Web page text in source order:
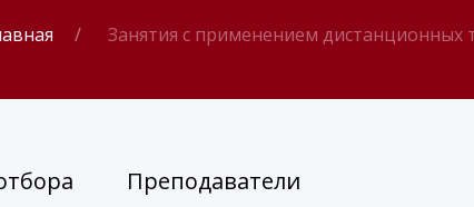
Занятия с применением дистанционных
Преподаватели